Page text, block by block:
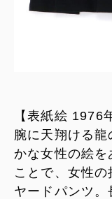
【表紙絵 1976
腕に天翔ける
かな女性の絵を
ことで、女性
ヤードパンツ